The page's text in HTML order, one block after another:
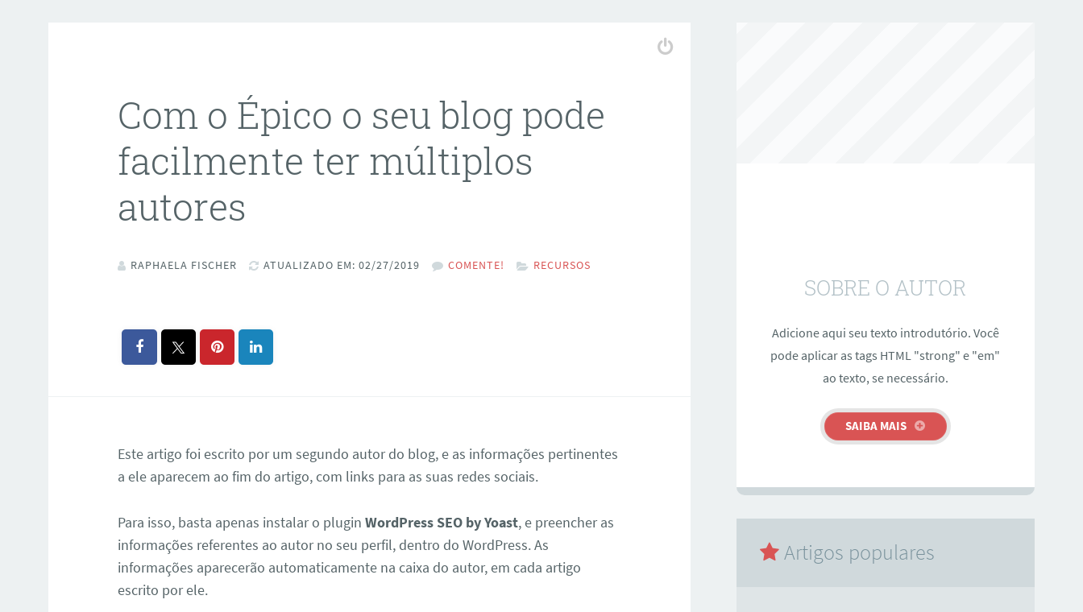
Com o Épico o seu blog pode
facilmente ter múltiplos
autores
RAPHAELA FISCHER ATUALIZADO EM: 02/27/2019 COMENTE! RECURSOS
Este artigo foi escrito por um segundo autor do blog, e as informações pertinentes
a ele aparecem ao fim do artigo, com links para as suas redes sociais.
Para isso, basta apenas instalar o plugin WordPress SEO by Yoast, e preencher as
informações referentes ao autor no seu perfil, dentro do WordPress. As
informações aparecerão automaticamente na caixa do autor, em cada artigo
escrito por ele.
SOBRE O AUTOR
Adicione aqui seu texto introdutório. Você
pode aplicar as tags HTML "strong" e "em"
ao texto, se necessário.
SAIBA MAIS
Artigos populares